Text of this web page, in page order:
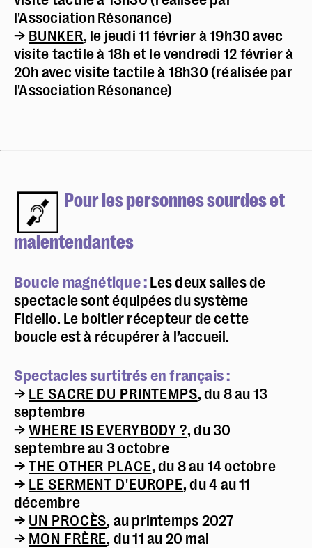
Police dyslexie :non
Taille du texte : par défaut
Contrastes :par défaut
l'Association Résonance)
→ BUNKER, le jeudi 11 février à 19h30 avec
visite tactile à 18h et le vendredi 12 février à
20h avec visite tactile à 18h30 (réalisée par
l'Association Résonance)
Pour les personnes sourdes et
malentendantes
Boucle magnétique : Les deux salles de
spectacle sont équipées du système
Fidelio. Le boîtier récepteur de cette
boucle est à récupérer à l’accueil.
Spectacles surtitrés en français :
→ LE SACRE DU PRINTEMPS, du 8 au 13
septembre
→WHERE IS EVERYBODY ?, du 30
septembre au 3 octobre
→THE OTHER PLACE, du 8 au 14 octobre
→ LE SERMENT D'EUROPE, du 4 au 11
décembre
→ UN PROCÈS, au printemps 2027
→ MON FRÈRE, du 11 au 20 mai